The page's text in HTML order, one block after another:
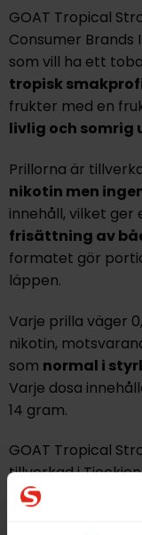
GOAT Tropical
Consumer
som vill ha ett
tropisk
frukter med en
livlig och somrig
Prillorna är
nikotin men
innehåll, vilket ger
frisättning av
formatet gör
läppen.
Varje prilla väger
nikotin,
som normal i
Varje dosa
14 gram.
GOAT Tropical
tillverkad i
fruktigt all white-